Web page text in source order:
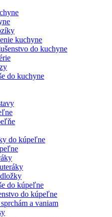
kuchyne
do kuchyne
do kuchyne
do kúpeľne
do kúpeľne
do kúpeľne
a vaniam